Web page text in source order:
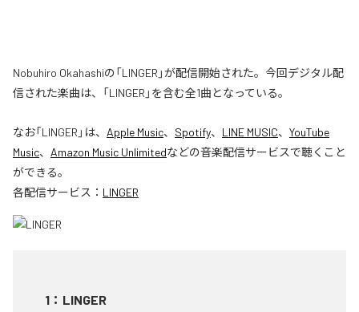
Nobuhiro Okahashiの「LINGER」が配信開始された。今回デジタル配
信された楽曲は、「LINGER」を含む全1曲となっている。
なお「LINGER 」は、 Apple Music、 Spotify、 LINE MUSIC、 YouTube
Music、 Amazon Music Unlimitedなどの音楽配信サービスで聴くこと
ができる。
各配信サービス： LINGER
1 ： LINGER